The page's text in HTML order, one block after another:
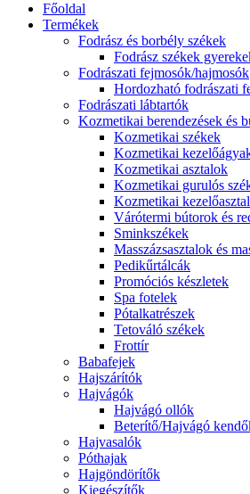
Főoldal
Termékek
Fodrász és borbély székek
Fodrász székek
Fodrászati fejmosók/hajmosók
Hordozható fodrászati
Fodrászati lábtartók
Kozmetikai berendezések és
Kozmetikai székek
Kozmetikai
Kozmetikai asztalok
Kozmetikai gurulós
Kozmetikai
Várótermi bútorok és
Sminkszékek
Masszázsasztalok és
Pedikűrtálcák
Promóciós készletek
Spa fotelek
Pótalkatrészek
Tetováló székek
Frottír
Babafejek
Hajszárítók
Hajvágók
Hajvágó ollók
Beterítő/Hajvágó
Hajvasalók
Póthajak
Hajgöndörítők
Kiegészítők